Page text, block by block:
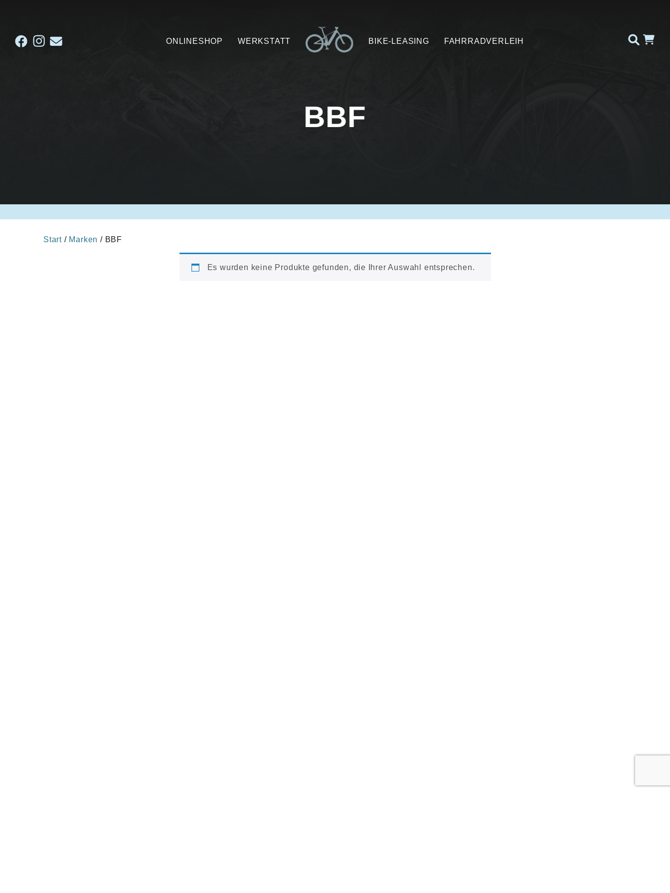
ONLINESHOP WERKSTATT BIKE-LEASING FAHRRADVERLEIH
BBF
Start / Marken / BBF
Es wurden keine Produkte gefunden, die Ihrer Auswahl entsprechen.